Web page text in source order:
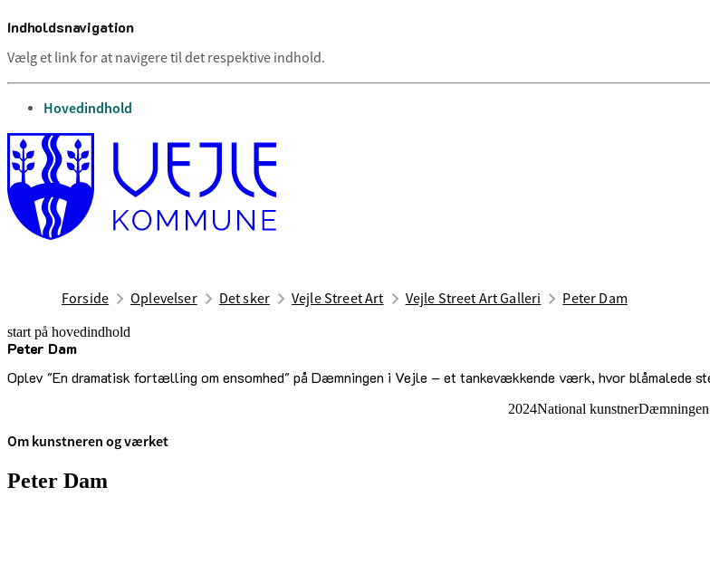
Indholdsnavigation
Vælg et link for at navigere til det respektive indhold.
gå til
Hovedindhold
Forside Oplevelser Det sker Vejle Street Art Vejle Street Art Galleri Peter Dam
start på hovedindhold
Peter Dam
Oplev "En dramatisk fortælling om ensomhed" på Dæmningen i Vejle – et tankevækkende værk, hvor blåmalede
senest opdateret 26. marts 2025
2024National kunstnerDæmningen
Om kunstneren og værket
Peter Dam